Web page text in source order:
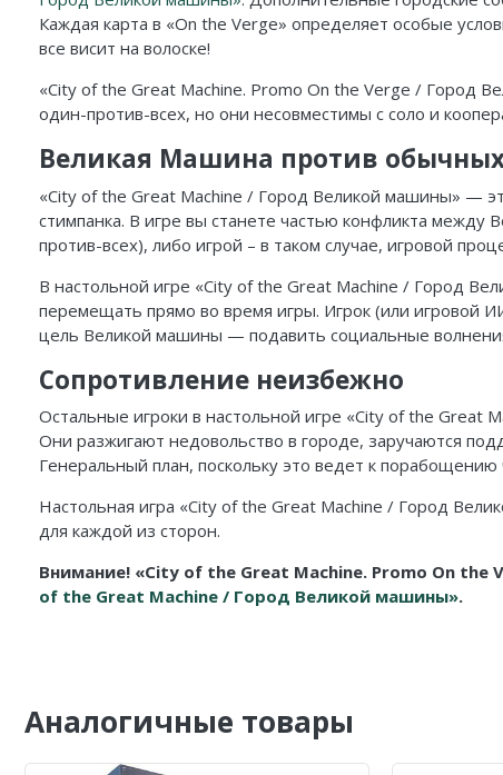
Каждая карта в «On the Verge» определяет особые
все висит на волоске!
«City of the Great Machine. Promo On the Verge / Город
один-против-всех, но они несовместимы с соло и
Великая Машина против
«City of the Great Machine / Город Великой машины» —
стимпанка. В игре вы станете частью конфликта
против-всех), либо игрой – в таком случае, игровой
В настольной игре «City of the Great Machine / Город
перемещать прямо во время игры. Игрок (или игровой
цель Великой машины — подавить социальные
Сопротивление неизбежно
Остальные игроки в настольной игре «City of the
Они разжигают недовольство в городе, заручаются
Генеральный план, поскольку это ведет к порабощению
Настольная игра «City of the Great Machine / Город
для каждой из сторон.
Внимание! «City of the Great Machine. Promo On
of the Great Machine / Город Великой машины».
Аналогичные товары